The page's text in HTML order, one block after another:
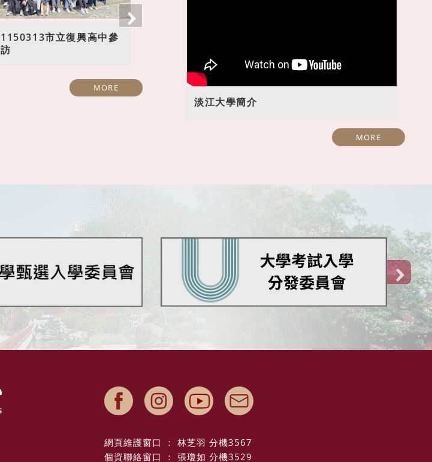
1150313市立復興高中參
訪
MORE
淡江大學簡介
MORE
網頁維護窗口 ： 林芝羽 分機3567
個資聯絡窗口 ： 張瓊如 分機3529